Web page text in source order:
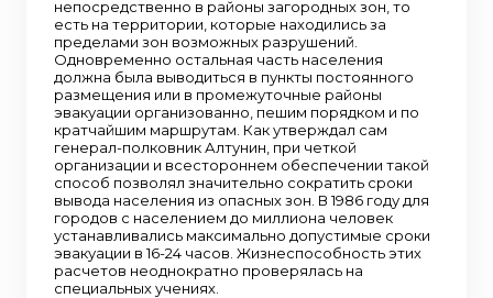
непосредственно в районы загородных зон, то
есть на территории, которые находились за
пределами зон возможных разрушений.
Одновременно остальная часть населения
должна была выводиться в пункты постоянного
размещения или в промежуточные районы
эвакуации организованно, пешим порядком и по
кратчайшим маршрутам. Как утверждал сам
генерал-полковник Алтунин, при четкой
организации и всестороннем обеспечении такой
способ позволял значительно сократить сроки
вывода населения из опасных зон. В 1986 году для
городов с населением до миллиона человек
устанавливались максимально допустимые сроки
эвакуации в 16-24 часов. Жизнеспособность этих
расчетов неоднократно проверялась на
специальных учениях.